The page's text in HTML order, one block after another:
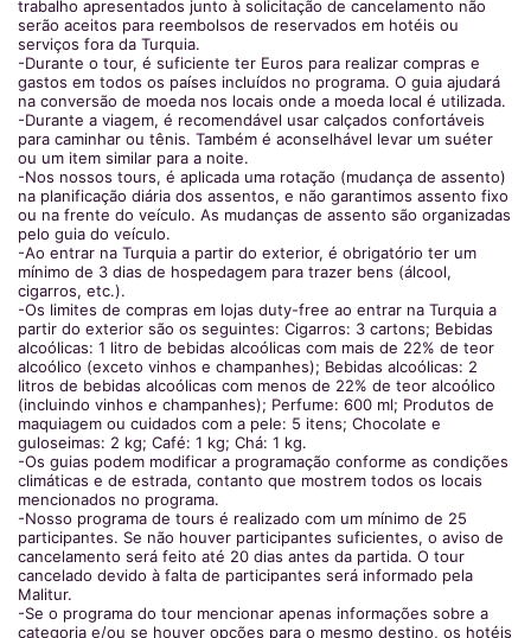
trabalho apresentados junto à solicitação de cancelamento não
serão aceitos para reembolsos de reservados em hotéis ou
serviços fora da Turquia.
-Durante o tour, é suficiente ter Euros para realizar compras e
gastos em todos os países incluídos no programa. O guia ajudará
na conversão de moeda nos locais onde a moeda local é utilizada.
-Durante a viagem, é recomendável usar calçados confortáveis
para caminhar ou tênis. Também é aconselhável levar um suéter
ou um item similar para a noite.
-Nos nossos tours, é aplicada uma rotação (mudança de assento)
na planificação diária dos assentos, e não garantimos assento fixo
ou na frente do veículo. As mudanças de assento são organizadas
pelo guia do veículo.
-Ao entrar na Turquia a partir do exterior, é obrigatório ter um
mínimo de 3 dias de hospedagem para trazer bens (álcool,
cigarros, etc.).
-Os limites de compras em lojas duty-free ao entrar na Turquia a
partir do exterior são os seguintes: Cigarros: 3 cartons; Bebidas
alcoólicas: 1 litro de bebidas alcoólicas com mais de 22% de teor
alcoólico (exceto vinhos e champanhes); Bebidas alcoólicas: 2
litros de bebidas alcoólicas com menos de 22% de teor alcoólico
(incluindo vinhos e champanhes); Perfume: 600 ml; Produtos de
maquiagem ou cuidados com a pele: 5 itens; Chocolate e
guloseimas: 2 kg; Café: 1 kg; Chá: 1 kg.
-Os guias podem modificar a programação conforme as condições
climáticas e de estrada, contanto que mostrem todos os locais
mencionados no programa.
-Nosso programa de tours é realizado com um mínimo de 25
participantes. Se não houver participantes suficientes, o aviso de
cancelamento será feito até 20 dias antes da partida. O tour
cancelado devido à falta de participantes será informado pela
Malitur.
-Se o programa do tour mencionar apenas informações sobre a
categoria e/ou se houver opções para o mesmo destino, os hotéis